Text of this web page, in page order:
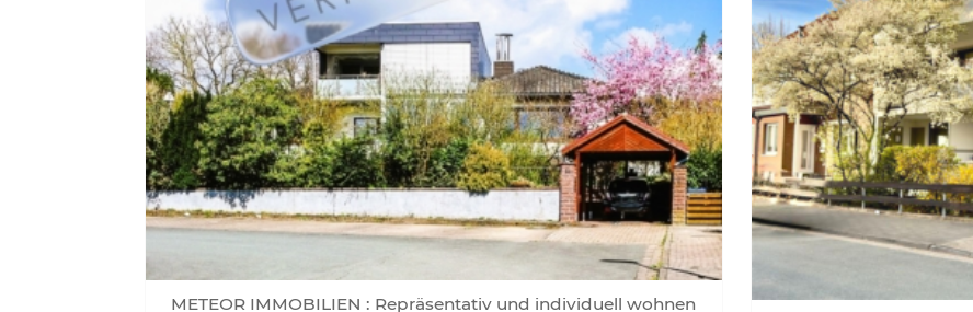
METEOR IMMOBILIEN : Repräsentativ und individuell wohnen